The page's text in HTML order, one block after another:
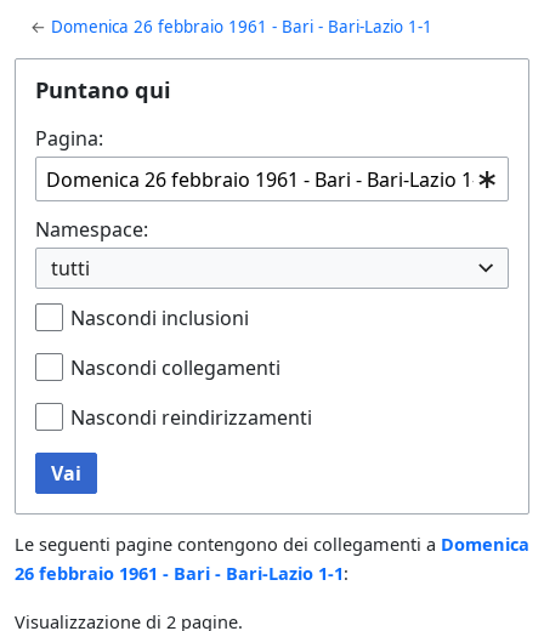
← Domenica 26 febbraio 1961 - Bari - Bari-Lazio 1-1
Puntano qui
Pagina:
Namespace:
tutti
Nascondi inclusioni
Nascondi collegamenti
Nascondi reindirizzamenti
Vai
Le seguenti pagine contengono dei collegamenti a Domenica
26 febbraio 1961 - Bari - Bari-Lazio 1-1:
Visualizzazione di 2 pagine.